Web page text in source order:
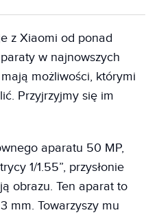
z Xiaomi od ponad
w najnowszych
możliwości, którymi
Przyjrzyjmy się im
aparatu 50 MP,
1/1.55”, przysłonie
obrazu. Ten aparat to
mm. Towarzyszy mu